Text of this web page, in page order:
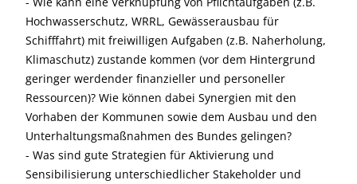
Hochwasserschutz, WRRL, Gewässerausbau für
Schifffahrt) mit freiwilligen Aufgaben (z.B. Naherholung,
Klimaschutz) zustande kommen (vor dem Hintergrund
geringer werdender finanzieller und personeller
Ressourcen)? Wie können dabei Synergien mit den
Vorhaben der Kommunen sowie dem Ausbau und den
Unterhaltungsmaßnahmen des Bundes gelingen?
- Was sind gute Strategien für Aktivierung und
Sensibilisierung unterschiedlicher Stakeholder und